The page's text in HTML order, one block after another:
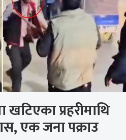
खटिएका प्रहरीमाथि
एक जना पक्राउ